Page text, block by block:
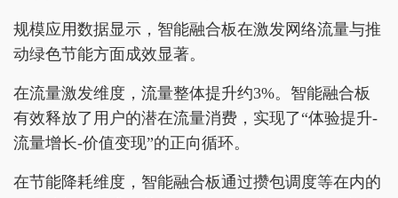
规模应用数据显示，智能融合板在激发网络流量与推
动绿色节能方面成效显著。
在流量激发维度，流量整体提升约3%。智能融合板
有效释放了用户的潜在流量消费，实现了“体验提升-
流量增长-价值变现”的正向循环。
在节能降耗维度，智能融合板通过攒包调度等在内的